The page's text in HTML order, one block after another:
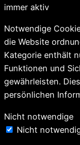
immer aktiv
Notwendige
die Website
Kategorie enthält
Funktionen und
gewährleisten.
persönlichen
Nicht notwendige
Nicht